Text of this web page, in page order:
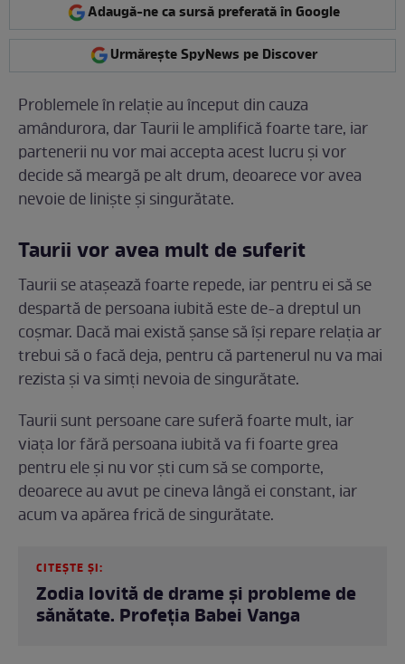
Adaugă-ne ca sursă preferată în Google
Urmărește SpyNews pe Discover
Problemele în relație au început din cauza
amândurora, dar Taurii le amplifică foarte tare, iar
partenerii nu vor mai accepta acest lucru și vor
decide să meargă pe alt drum, deoarece vor avea
nevoie de liniște și singurătate.
Taurii vor avea mult de suferit
Taurii se atașează foarte repede, iar pentru ei să se
despartă de persoana iubită este de-a dreptul un
coșmar. Dacă mai există șanse să își repare relația ar
trebui să o facă deja, pentru că partenerul nu va mai
rezista și va simți nevoia de singurătate.
Taurii sunt persoane care suferă foarte mult, iar
viața lor fără persoana iubită va fi foarte grea
pentru ele și nu vor ști cum să se comporte,
deoarece au avut pe cineva lângă ei constant, iar
acum va apărea frică de singurătate.
CITEȘTE ȘI:
Zodia lovită de drame și probleme de
sănătate. Profeția Babei Vanga